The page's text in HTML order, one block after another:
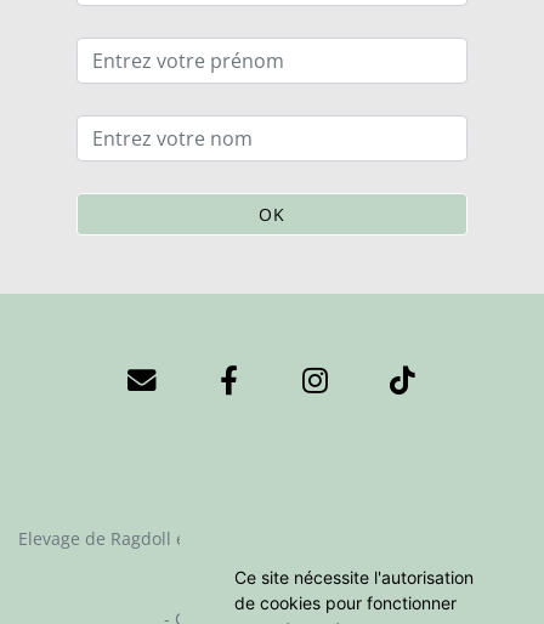
OK
Elevage de Ragdoll et Cherubim depuis 2023 situé en Essonne
Fiche race Cherubim
- Copyright© La Chatterie de Clénatal 2026 -
Ce site nécessite l'autorisation
de cookies pour fonctionner